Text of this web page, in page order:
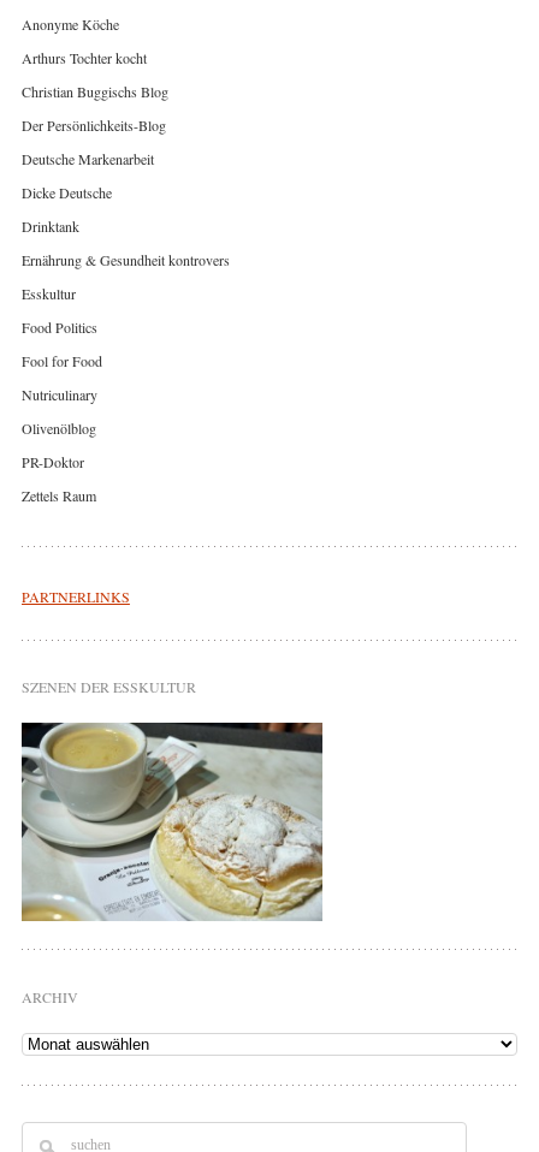
Anonyme Köche
Arthurs Tochter kocht
Christian Buggischs Blog
Der Persönlichkeits-Blog
Deutsche Markenarbeit
Dicke Deutsche
Drinktank
Ernährung & Gesundheit kontrovers
Esskultur
Food Politics
Fool for Food
Nutriculinary
Olivenölblog
PR-Doktor
Zettels Raum
PARTNERLINKS
SZENEN DER ESSKULTUR
ARCHIV
Archiv